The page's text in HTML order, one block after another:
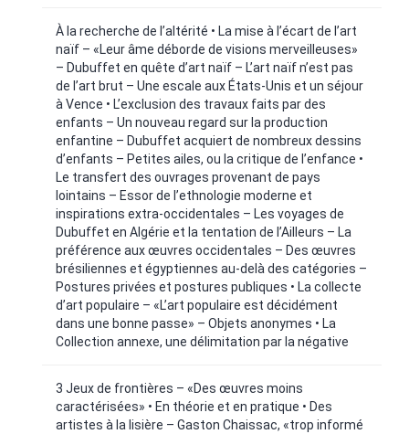
À la recherche de l’altérité • La mise à l’écart de l’art
naïf – «Leur âme déborde de visions merveilleuses»
– Dubuffet en quête d’art naïf – L’art naïf n’est pas
de l’art brut – Une escale aux États-Unis et un séjour
à Vence • L’exclusion des travaux faits par des
enfants – Un nouveau regard sur la production
enfantine – Dubuffet acquiert de nombreux dessins
d’enfants – Petites ailes, ou la critique de l’enfance •
Le transfert des ouvrages provenant de pays
lointains – Essor de l’ethnologie moderne et
inspirations extra-occidentales – Les voyages de
Dubuffet en Algérie et la tentation de l’Ailleurs – La
préférence aux œuvres occidentales – Des œuvres
brésiliennes et égyptiennes au-delà des catégories –
Postures privées et postures publiques • La collecte
d’art populaire – «L’art populaire est décidément
dans une bonne passe» – Objets anonymes • La
Collection annexe, une délimitation par la négative
3 Jeux de frontières – «Des œuvres moins
caractérisées» • En théorie et en pratique • Des
artistes à la lisière – Gaston Chaissac, «trop informé